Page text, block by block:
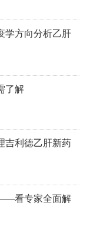
学方向分析乙肝
了解
吉利德乙肝新药
看专家全面解